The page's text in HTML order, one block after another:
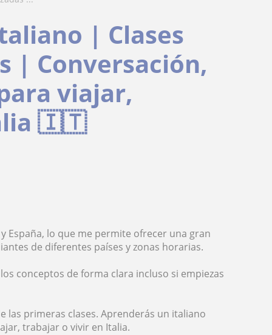
| Clases
| Conversación,
viajar,
🇮🇹
España, lo que me permite ofrecer una gran
de diferentes países y zonas horarias.
conceptos de forma clara incluso si empiezas
las primeras clases. Aprenderás un italiano
trabajar o vivir en Italia.